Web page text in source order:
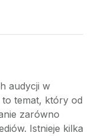
audycji w
temat, który od
zarówno
Istnieje kilka